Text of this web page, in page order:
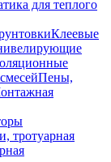
для теплого
Клеевые
Пены,
тротуарная